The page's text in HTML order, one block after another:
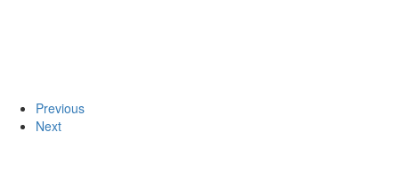
Previous
Next